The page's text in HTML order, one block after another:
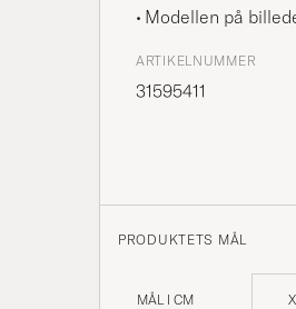
Modellen på
ARTIKELNUMMER
31595411
PRODUKTETS MÅL
MÅL I CM